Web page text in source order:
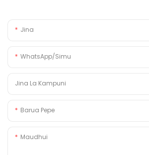
Jina
WhatsApp/Simu
Jina La Kampuni
Barua Pepe
Maudhui